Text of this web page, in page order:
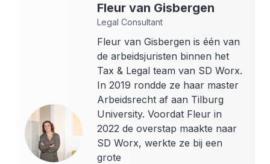
Fleur van Gisbergen
Legal Consultant
Fleur van Gisbergen is één van
de arbeidsjuristen binnen het
Tax & Legal team van SD Worx.
In 2019 rondde ze haar master
Arbeidsrecht af aan Tilburg
University. Voordat Fleur in
2022 de overstap maakte naar
SD Worx, werkte ze bij een
grote